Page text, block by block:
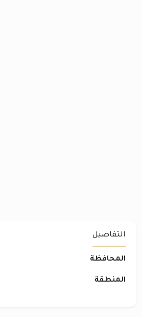
التفاصيل
المحافظة
المنطقة